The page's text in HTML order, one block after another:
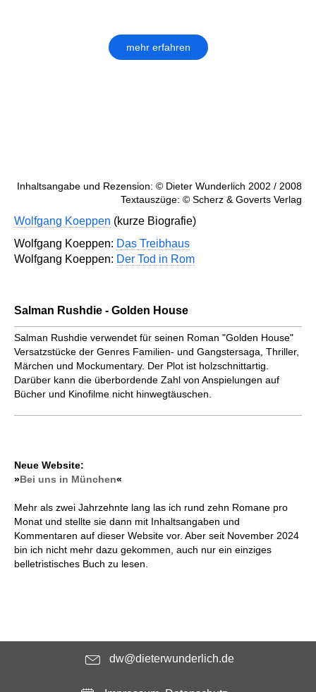
mehr erfahren
Inhaltsangabe und Rezension: © Dieter Wunderlich 2002 / 2008
Textauszüge: © Scherz & Goverts Verlag
Wolfgang Koeppen (kurze Biografie)
Wolfgang Koeppen: Das Treibhaus
Wolfgang Koeppen: Der Tod in Rom
Salman Rushdie - Golden House
Salman Rushdie verwendet für seinen Roman "Golden House"
Versatzstücke der Genres Familien- und Gangster­saga, Thriller,
Märchen und Mocku­men­tary. Der Plot ist holzschnittartig.
Darüber kann die überbordende Zahl von Anspielungen auf
Bücher und Kinofilme nicht hinwegtäuschen.
Neue Website:
»Bei uns in München«
Mehr als zwei Jahrzehnte lang las ich rund zehn Romane pro
Monat und stellte sie dann mit Inhaltsangaben und
Kommentaren auf dieser Website vor. Aber seit November 2024
bin ich nicht mehr dazu gekommen, auch nur ein einziges
belletristisches Buch zu lesen.
dw@dieterwunderlich.de